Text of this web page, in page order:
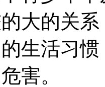
大的关
生活习
害。